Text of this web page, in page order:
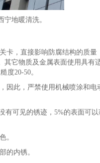
地暖清洗。
卡，直接影响防腐结构的质量
其它物质及金属表面使用具有
度20-50。
因此，严禁使用机械喷涂和电
有可见的锈迹，5%的表面可以
。
的内锈。